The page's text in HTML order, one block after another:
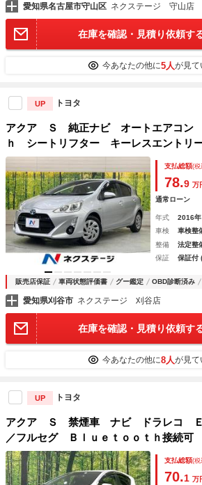
愛知県名古屋市守山区 ネクステージ 守山店
在庫を確認・見積り依頼す
今あなたの他に5人が見て
UP トヨタ
アクア Ｓ 純正ナビ オートエアコン
ｈ シートリフター キーレスエントリ
ー ヘッドライトレベライザー 横滑り防
支払総額(税
78.9 万
通常ローン
年式 2016年
車検
車検整
整備
法定整
保証
保証付
販売店保証 車両状態評価書 グー鑑定 OBD診断済み
愛知県刈谷市 ネクステージ 刈谷店
在庫を確認・見積り依頼す
今あなたの他に8人が見て
UP トヨタ
アクア Ｓ 禁煙車 ナビ ドラレコ Ｅ
／フルセグ Ｂｌｕｅｔｏｏｔｈ接続
ートリフター 電動格納ミラー キーレ
ワイト内装 プライバシーガラス 横滑り
支払総額(税
70.1 万